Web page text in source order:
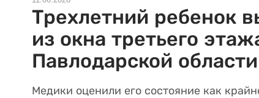
Трехлетний ребенок
из окна третьего
Павлодарской области
Медики оценили его состояние как